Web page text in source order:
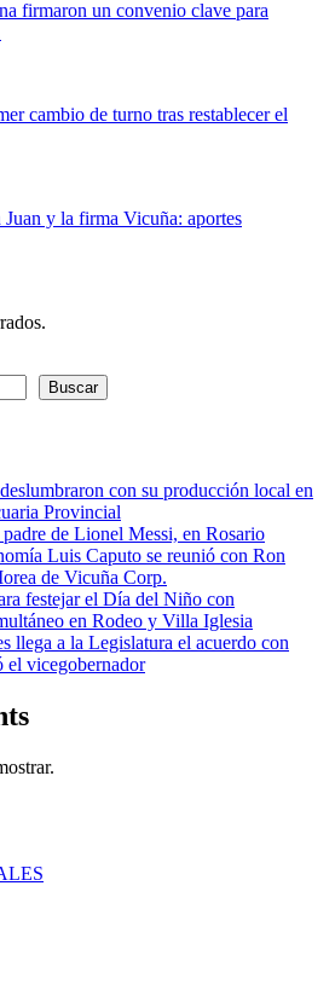
firmaron un convenio clave para
cambio de turno tras restablecer el
y la firma Vicuña: aportes
Buscar
con su producción local en
Provincial
de Lionel Messi, en Rosario
Luis Caputo se reunió con Ron
de Vicuña Corp.
festejar el Día del Niño con
en Rodeo y Villa Iglesia
llega a la Legislatura el acuerdo con
vicegobernador